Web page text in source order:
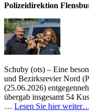
Polizeidirektion
Schuby (ots) – Eine
und Bezirksrevier Nord
(25.06.2026)
übergab insgesamt 54
… Lesen Sie hier